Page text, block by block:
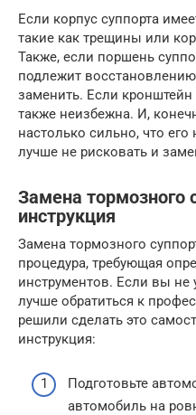
Если корпус суппорта
такие как трещины или
Также, если поршень
подлежит
заменить. Если
также неизбежна. И,
настолько сильно, что
лучше не рисковать и
Замена тормозного
инструкция
Замена тормозного
процедура, требующая
инструментов. Если вы не
лучше обратиться к
решили сделать это
инструкция:
Подготовьте
автомобиль на